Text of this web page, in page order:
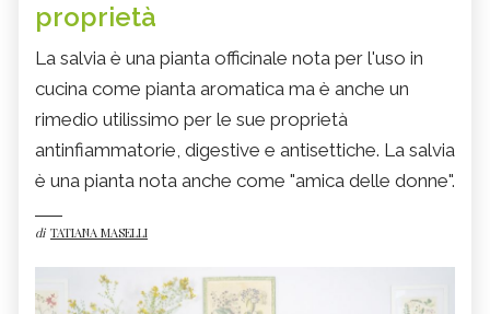
proprietà
La salvia è una pianta officinale nota per l'uso in
cucina come pianta aromatica ma è anche un
rimedio utilissimo per le sue proprietà
antinfiammatorie, digestive e antisettiche. La salvia
è una pianta nota anche come "amica delle donne".
di TATIANA MASELLI